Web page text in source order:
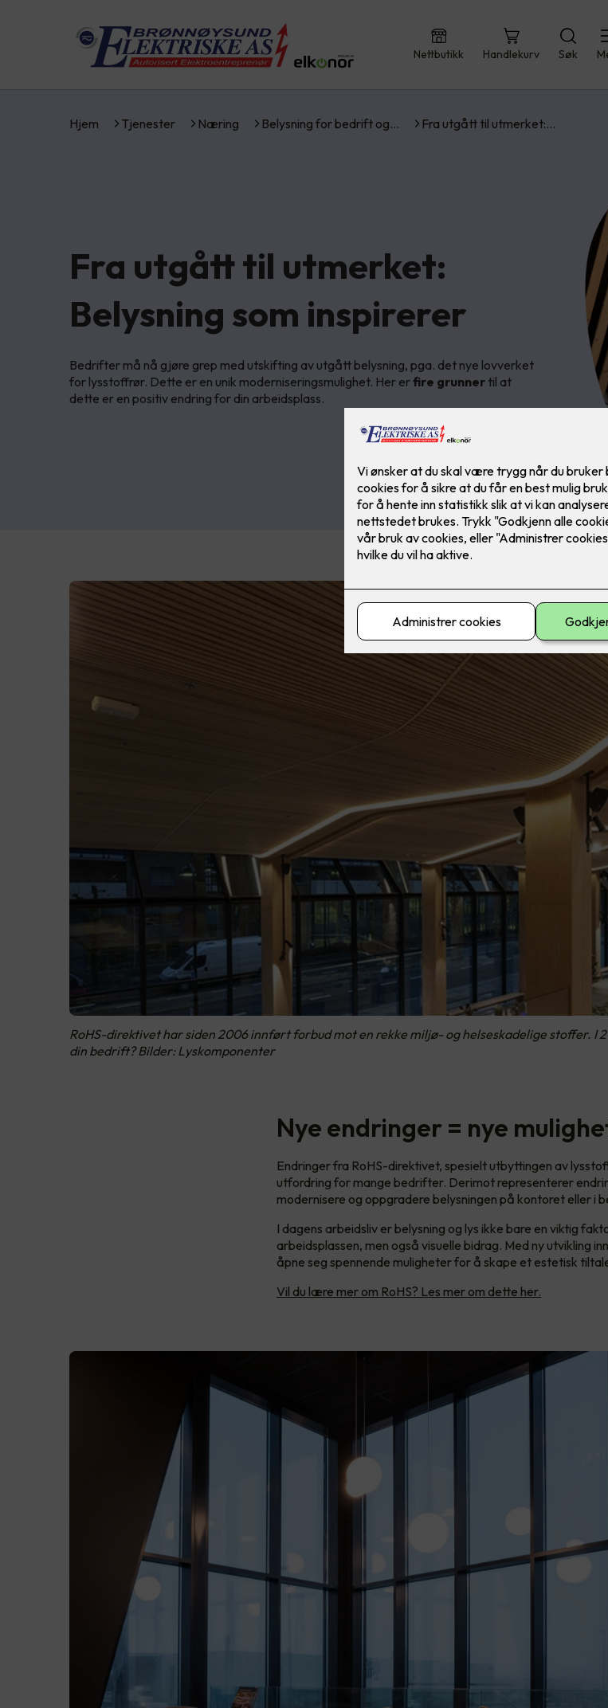
Nettbutikk Handlekurv Søk
Hjem Tjenester Næring Belysning for bedrift og… Fra utgått til utmerket:…
Fra utgått til utmerket:
Belysning som inspirerer
Bedrifter må nå gjøre grep med utskifting av utgått belysning, pga. det nye lovverket
for lysstoffrør. Dette er en unik moderniseringsmulighet. Her erfire grunner til at
dette er en positiv endring for din arbeidsplass.
RoHS-direktivet har siden 2006 innført forbud mot en rekke miljø- og helseskadelige stoffer.
din bedrift? Bilder: Lyskomponenter
Nye endringer = nye
Endringer fra RoHS-direktivet, spesielt utbyttingen av
utfordring for mange bedrifter. Derimot representerer
modernisere og oppgradere belysningen på kontoret eller i
I dagens arbeidsliv er belysning og lys ikke bare en viktig
arbeidsplassen, men også visuelle bidrag. Med ny utvikling
åpne seg spennende muligheter for å skape et estetisk
Vil du lære mer om RoHS? Les mer om dette her.